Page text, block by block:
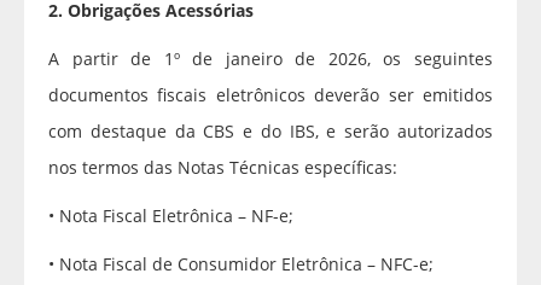
2. Obrigações Acessórias
A partir de 1º de janeiro de 2026, os seguintes
documentos fiscais eletrônicos deverão ser emitidos
com destaque da CBS e do IBS, e serão autorizados
nos termos das Notas Técnicas específicas:
• Nota Fiscal Eletrônica – NF-e;
• Nota Fiscal de Consumidor Eletrônica – NFC-e;